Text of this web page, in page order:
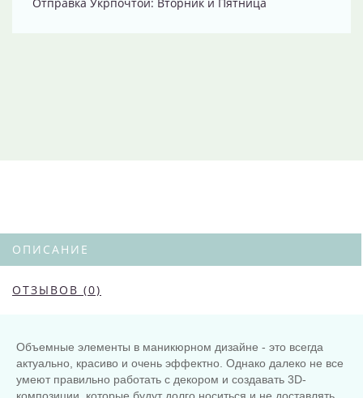
ОПИСАНИЕ
ОТЗЫВОВ (0)
Объемные элементы в маникюрном дизайне - это всегда
актуально, красиво и очень эффектно. Однако далеко не все
умеют правильно работать с декором и создавать 3D-